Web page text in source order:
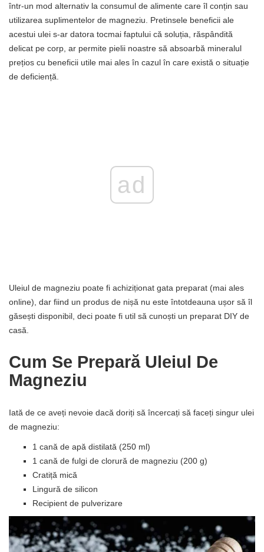
într-un mod alternativ la consumul de alimente care îl conțin sau
utilizarea suplimentelor de magneziu. Pretinsele beneficii ale
acestui ulei s-ar datora tocmai faptului că soluția, răspândită
delicat pe corp, ar permite pielii noastre să absoarbă mineralul
prețios cu beneficii utile mai ales în cazul în care există o situație
de deficiență.
ad
Uleiul de magneziu poate fi achiziționat gata preparat (mai ales
online), dar fiind un produs de nișă nu este întotdeauna ușor să îl
găsești disponibil, deci poate fi util să cunoști un preparat DIY de
casă.
Cum Se Prepară Uleiul De
Magneziu
Iată de ce aveți nevoie dacă doriți să încercați să faceți singur ulei
de magneziu:
1 cană de apă distilată (250 ml)
1 cană de fulgi de clorură de magneziu (200 g)
Cratiță mică
Lingură de silicon
Recipient de pulverizare